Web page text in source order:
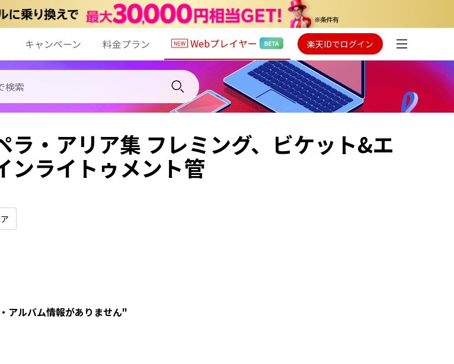
キャンペーン 料金プラン Webプレイヤー 楽天IDでログイン
ラ・アリア集 フレミング、ビケット&エ
ンライトゥメント管
アルバム情報がありません"